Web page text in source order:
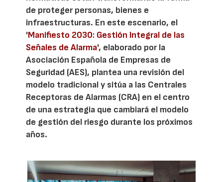
de proteger personas, bienes e
infraestructuras. En este escenario, el
'Manifiesto 2030: Gestión Integral de las
Señales de Alarma', elaborado por la
Asociación Española de Empresas de
Seguridad (AES), plantea una revisión del
modelo tradicional y sitúa a las Centrales
Receptoras de Alarmas (CRA) en el centro
de una estrategia que cambiará el modelo
de gestión del riesgo durante los próximos
años.